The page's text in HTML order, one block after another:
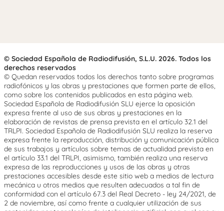
© Sociedad Española de Radiodifusión, S.L.U. 2026. Todos los
derechos reservados
© Quedan reservados todos los derechos tanto sobre programas
radiofónicos y las obras y prestaciones que formen parte de ellos,
como sobre los contenidos publicados en esta página web.
Sociedad Española de Radiodifusión SLU ejerce la oposición
expresa frente al uso de sus obras y prestaciones en la
elaboración de revistas de prensa prevista en el artículo 32.1 del
TRLPI. Sociedad Española de Radiodifusión SLU realiza la reserva
expresa frente la reproducción, distribución y comunicación pública
de sus trabajos y artículos sobre temas de actualidad prevista en
el artículo 33.1 del TRLPI, asimismo, también realiza una reserva
expresa de las reproducciones y usos de las obras y otras
prestaciones accesibles desde este sitio web a medios de lectura
mecánica u otros medios que resulten adecuados a tal fin de
conformidad con el artículo 67.3 del Real Decreto - ley 24/2021, de
2 de noviembre, así como frente a cualquier utilización de sus